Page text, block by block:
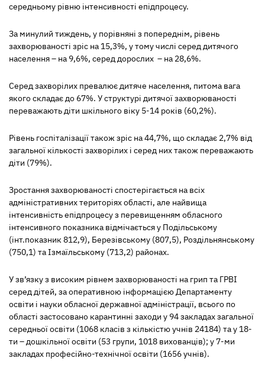
середньому рівню інтенсивності епідпроцесу.
За минулий тиждень, у порівняні з попереднім, рівень
захворюваності зріс на 15,3%, у тому числі серед дитячого
населення – на 9,6%, серед дорослих – на 28,6%.
Серед захворілих превалює дитяче населення, питома вага
якого складає до 67%. У структурі дитячої захворюваності
переважають діти шкільного віку 5-14 років (60,2%).
Рівень госпіталізації також зріс на 44,7%, що складає 2,7% від
загальної кількості захворілих і серед них також переважають
діти (79%).
Зростання захворюваності спостерігається на всіх
адміністративних територіях області, але найвища
інтенсивність епідпроцесу з перевищенням обласного
інтенсивного показника відмічається у Подільському
(інт.показник 812,9), Березівському (807,5), Роздільнянському
(750,1) та Ізмаїльському (713,2) районах.
У зв’язку з високим рівнем захворюваності на грип та ГРВІ
серед дітей, за оперативною інформацією Департаменту
освіти і науки обласної державної адміністрації, всього по
області застосовано карантинні заходи у 94 закладах загальної
середньої освіти (1068 класів з кількістю учнів 24184) та у 18-
ти – дошкільної освіти (53 групи, 1018 вихованців); у 7-ми
закладах професійно-технічної освіти (1656 учнів).